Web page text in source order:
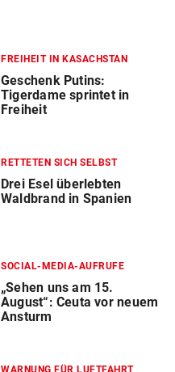
FREIHEIT IN KASACHSTAN
Geschenk Putins:
Tigerdame sprintet in
Freiheit
RETTETEN SICH SELBST
Drei Esel überlebten
Waldbrand in Spanien
SOCIAL-MEDIA-AUFRUFE
„Sehen uns am 15.
August“: Ceuta vor neuem
Ansturm